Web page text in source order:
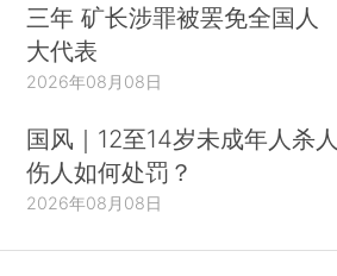
三年 矿长涉罪被罢免全国人
大代表
2026年08月08日
国风｜12至14岁未成年人杀人
伤人如何处罚？
2026年08月08日